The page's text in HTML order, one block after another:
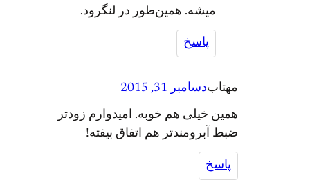
ميشه. همين‌طور در لنگرود.
پاسخ
مهتابدسامبر 31, 2015
همین خیلی هم خوبه. امیدوارم زودتر
ضبط آبرومندتر هم اتفاق بیفته!
پاسخ